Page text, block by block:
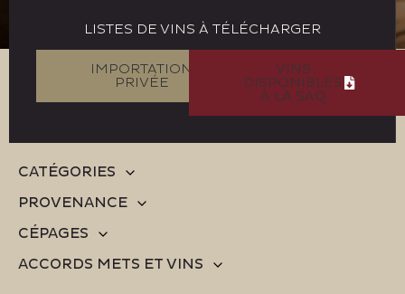
LISTES DE VINS À TÉLÉCHARGER
IMPORTATION
PRIVÉE
VINS
DISPONIBLES
À LA SAQ
CATÉGORIES
PROVENANCE
CÉPAGES
ACCORDS METS ET VINS